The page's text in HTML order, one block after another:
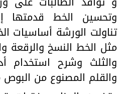
وتحسين الخط قدمتها
تناولت الورشة أساسيات
مثل الخط النسخ والرقعة
والثلث وشرح استخدام
والقلم المصنوع من